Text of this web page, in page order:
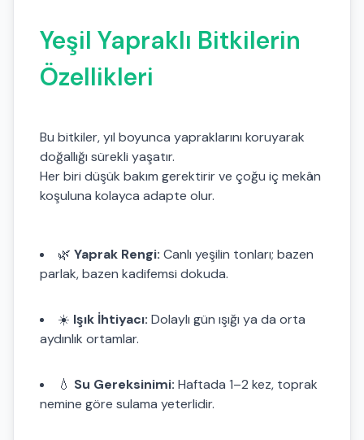
Yeşil Yapraklı Bitkilerin
Özellikleri
Bu bitkiler, yıl boyunca yapraklarını koruyarak
doğallığı sürekli yaşatır.
Her biri düşük bakım gerektirir ve çoğu iç mekân
koşuluna kolayca adapte olur.
🌿 Yaprak Rengi: Canlı yeşilin tonları; bazen
parlak, bazen kadifemsi dokuda.
☀️ Işık İhtiyacı: Dolaylı gün ışığı ya da orta
aydınlık ortamlar.
💧 Su Gereksinimi: Haftada 1–2 kez, toprak
nemine göre sulama yeterlidir.